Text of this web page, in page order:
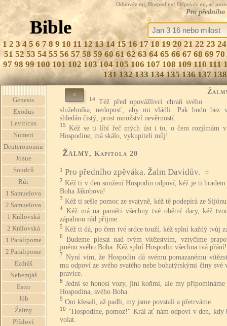
Odpověz mi, Hospodine! Odpověz mi, ať
Pro předního
Bible
1 2 3 4 5 6 7 8 9 10 11 12 13 14 15 16 17 18 19 20 21 22 23 24
51 52 53 54 55 56 57 58 59 60 61 62 63 64 65 66 67 68 69 70
97 98 99 100 101 102 103 104 105 106 107 108 109 110 111
131 132 133 134 135 136 137 138
Genesis
Exodus
Leviticus
Numeri
Deuteronomiu
Jozue
Soudců
Rút
1 Samuelova
2 Samuelova
1 Královská
2 Královská
1 Paralipome
2 Paralipome
Ezdráš
Nehemjáš
Ester
Jób
Žalmy
Přísloví
<
14
Též před opovážlivci chraň svého
služebníka, nedopusť, aby mi vládli. Pak budu bez
shledán čistý, prost množství nevěrností.
15
Kéž se ti líbí řeč mých úst i to, o čem rozjímám
Hospodine, má skálo, vykupiteli můj!
Žalmy, Kapitola 20
1 Pro předního zpěváka. Žalm Davidův. ☆
2 Kéž ti v den soužení Hospodin odpoví, kéž je ti hradem
Boha Jákobova!
3 Kéž ti sešle pomoc ze svatyně, kéž tě podepírá ze
4 Kéž má na paměti všechny tvé obětní dary, kéž
zápalnou rád přijme.
5 Kéž ti dá, po čem tvé srdce touží, kéž splní každý tvůj
6
Budeme plesat nad tvým vítězstvím, vztyčíme
jménu svého Boha. Kéž splní Hospodin všechna tvá přání!
7 Nyní vím, že Hospodin dá svému pomazanému
mu odpoví ze svého svatého nebe bohatýrskými činy své
pravice.
8 Jedni se honosí vozy, jiní koňmi, ale my připomínáme
Hospodina, svého Boha.
9 Oni klesali, až padli, my jsme povstali a přetrváme.
10 "Hospodine, pomoz!" Král ať nám odpoví v den, kdy
volat.